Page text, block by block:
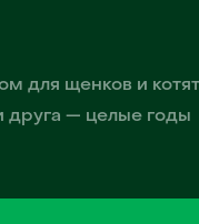
для щенков и
друга — целые годы